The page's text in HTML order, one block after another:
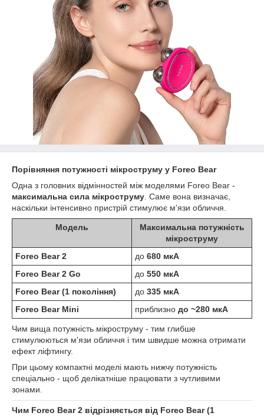
Порівняння потужності мікроструму у Foreo Bear
Одна з головних відмінностей між моделями Foreo Bear -
максимальна сила мікроструму . Саме вона визначає,
наскільки інтенсивно пристрій стимулює м'язи обличчя.
Модель
Максимальна потужність
мікроструму
Foreo Bear 2
до 680 мкА
Foreo Bear 2 Go
до 550 мкА
Foreo Bear (1 покоління)
до 335 мкА
Foreo Bear Mini
приблизно до ~280 мкА
Чим вища потужність мікроструму - тим глибше
стимулюються м'язи обличчя і тим швидше можна отримати
ефект ліфтингу.
При цьому компактні моделі мають нижчу потужність
спеціально - щоб делікатніше працювати з чутливими
зонами.
Чим Foreo Bear 2 відрізняється від Foreo Bear (1